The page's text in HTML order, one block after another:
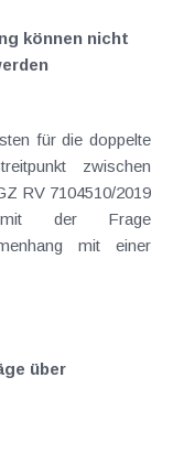
können nicht
für die doppelte
zwischen
RV 7104510/2019
der Frage
mit einer
über